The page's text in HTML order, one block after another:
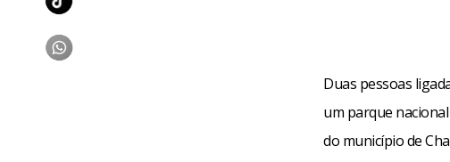
Duas pessoas
um parque
do município de